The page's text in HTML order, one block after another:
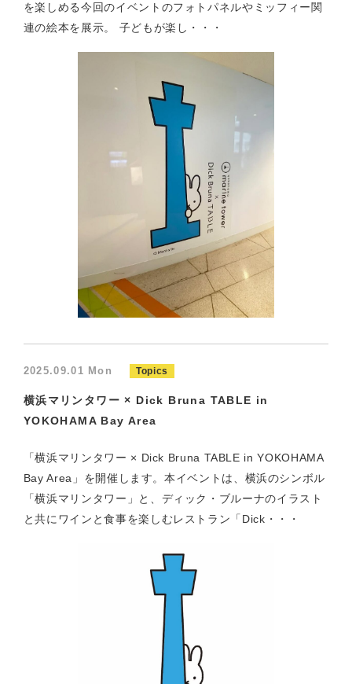
を楽しめる今回のイベントのフォトパネルやミッフィー関
連の絵本を展示。 子どもが楽し・・・
2025.09.01 Mon Topics
横浜マリンタワー × Dick Bruna TABLE in
YOKOHAMA Bay Area
「横浜マリンタワー × Dick Bruna TABLE in YOKOHAMA
Bay Area」を開催します。本イベントは、横浜のシンボル
「横浜マリンタワー」と、ディック・ブルーナのイラスト
と共にワインと食事を楽しむレストラン「Dick・・・